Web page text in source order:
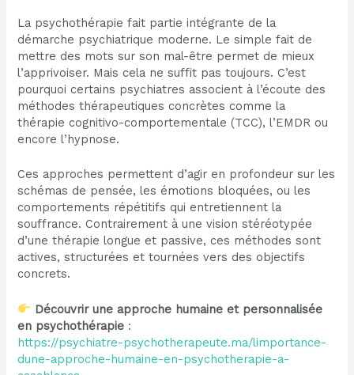
La psychothérapie fait partie intégrante de la
démarche psychiatrique moderne. Le simple fait de
mettre des mots sur son mal-être permet de mieux
l’apprivoiser. Mais cela ne suffit pas toujours. C’est
pourquoi certains psychiatres associent à l’écoute des
méthodes thérapeutiques concrètes comme la
thérapie cognitivo-comportementale (TCC), l’EMDR ou
encore l’hypnose.
Ces approches permettent d’agir en profondeur sur les
schémas de pensée, les émotions bloquées, ou les
comportements répétitifs qui entretiennent la
souffrance. Contrairement à une vision stéréotypée
d’une thérapie longue et passive, ces méthodes sont
actives, structurées et tournées vers des objectifs
concrets.
Découvrir une approche humaine et personnalisée
en psychothérapie :
https://psychiatre-psychotherapeute.ma/limportance-
dune-approche-humaine-en-psychotherapie-a-